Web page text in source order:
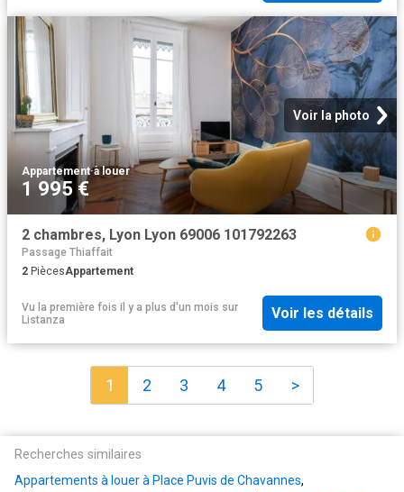
Voir la photo
Appartement·à louer
1 995 €
2 chambres, Lyon Lyon 69006 101792263
Passage Thiaffait
2 PiècesAppartement
Vu la première fois il y a plus d'un mois sur
Listanza
Voir les détails
1 2 3 4 5 >
Recherches similaires
Appartements à louer à Place Puvis de Chavannes,